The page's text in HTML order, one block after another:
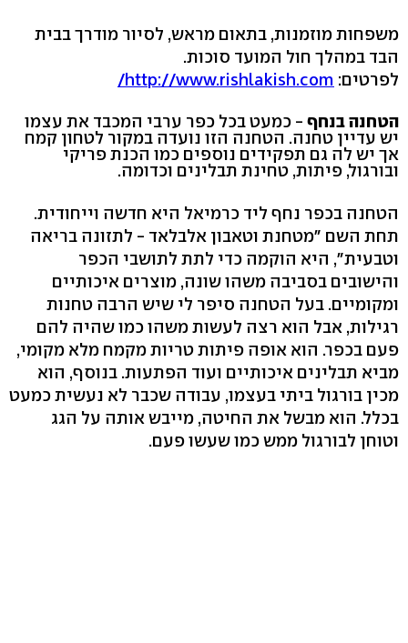
משפחות מוזמנות, בתאום מראש, לסיור מודרך בבית
הבד במהלך חול המועד סוכות.
לפרטים: http://www.rishlakish.com/
הטחנה בנחף - כמעט בכל כפר ערבי המכבד את עצמו
יש עדיין טחנה. הטחנה הזו נועדה במקור לטחון קמח
אך יש לה גם תפקידים נוספים כמו הכנת פריקי
ובורגול, פיתות, טחינת תבלינים וכדומה.
הטחנה בכפר נחף ליד כרמיאל היא חדשה וייחודית.
תחת השם "מטחנת וטאבון אלבלאד - לתזונה בריאה
וטבעית", היא הוקמה כדי לתת לתושבי הכפר
והישובים בסביבה משהו שונה, מוצרים איכותיים
ומקומיים. בעל הטחנה סיפר לי שיש הרבה טחנות
רגילות, אבל הוא רצה לעשות משהו כמו שהיה להם
פעם בכפר. הוא אופה פיתות טריות מקמח מלא מקומי,
מביא תבלינים איכותיים ועוד הפתעות. בנוסף, הוא
מכין בורגול ביתי בעצמו, עבודה שכבר לא נעשית כמעט
בכלל. הוא מבשל את החיטה, מייבש אותה על הגג
וטוחן לבורגול ממש כמו שעשו פעם.